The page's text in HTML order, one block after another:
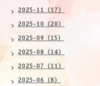
2025-11（17）
2025-10（20）
2025-09（15）
2025-08（14）
2025-07（11）
2025-06（8）